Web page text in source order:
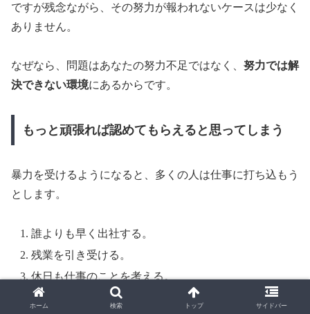
ですが残念ながら、その努力が報われないケースは少なく
ありません。
なぜなら、問題はあなたの努力不足ではなく、努力では解
決できない環境にあるからです。
もっと頑張れば認めてもらえると思ってしまう
暴力を受けるようになると、多くの人は仕事に打ち込もう
とします。
誰よりも早く出社する。
残業を引き受ける。
休日も仕事のことを考える。
ホーム 検索 トップ サイドバー